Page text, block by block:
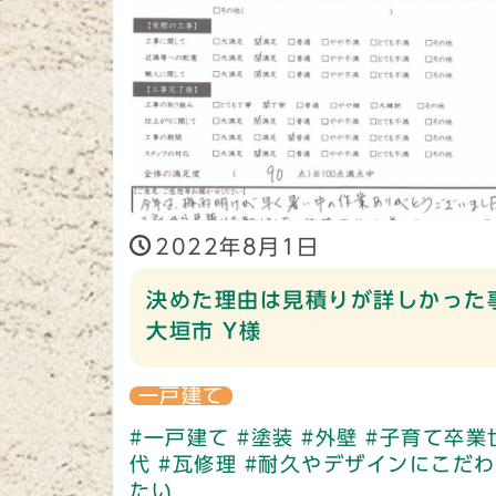
2022年8月1日
決めた理由は見積りが詳しかった
大垣市 Y様
一戸建て
#一戸建て #塗装 #外壁 #子育て卒業
代 #瓦修理 #耐久やデザインにこだわ
たい